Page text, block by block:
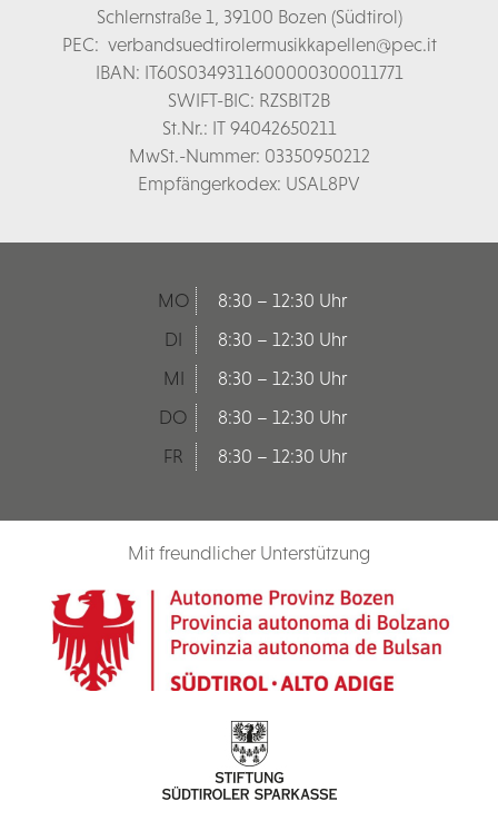
Schlernstraße 1, 39100 Bozen (Südtirol)
PEC: verbandsuedtirolermusikkapellen@pec.it
IBAN: IT60S0349311600000300011771
SWIFT-BIC: RZSBIT2B
St.Nr.: IT 94042650211
MwSt.-Nummer: 03350950212
Empfängerkodex: USAL8PV
MO
8:30 – 12:30 Uhr
DI
8:30 – 12:30 Uhr
MI
8:30 – 12:30 Uhr
DO
8:30 – 12:30 Uhr
FR
8:30 – 12:30 Uhr
Mit freundlicher Unterstützung